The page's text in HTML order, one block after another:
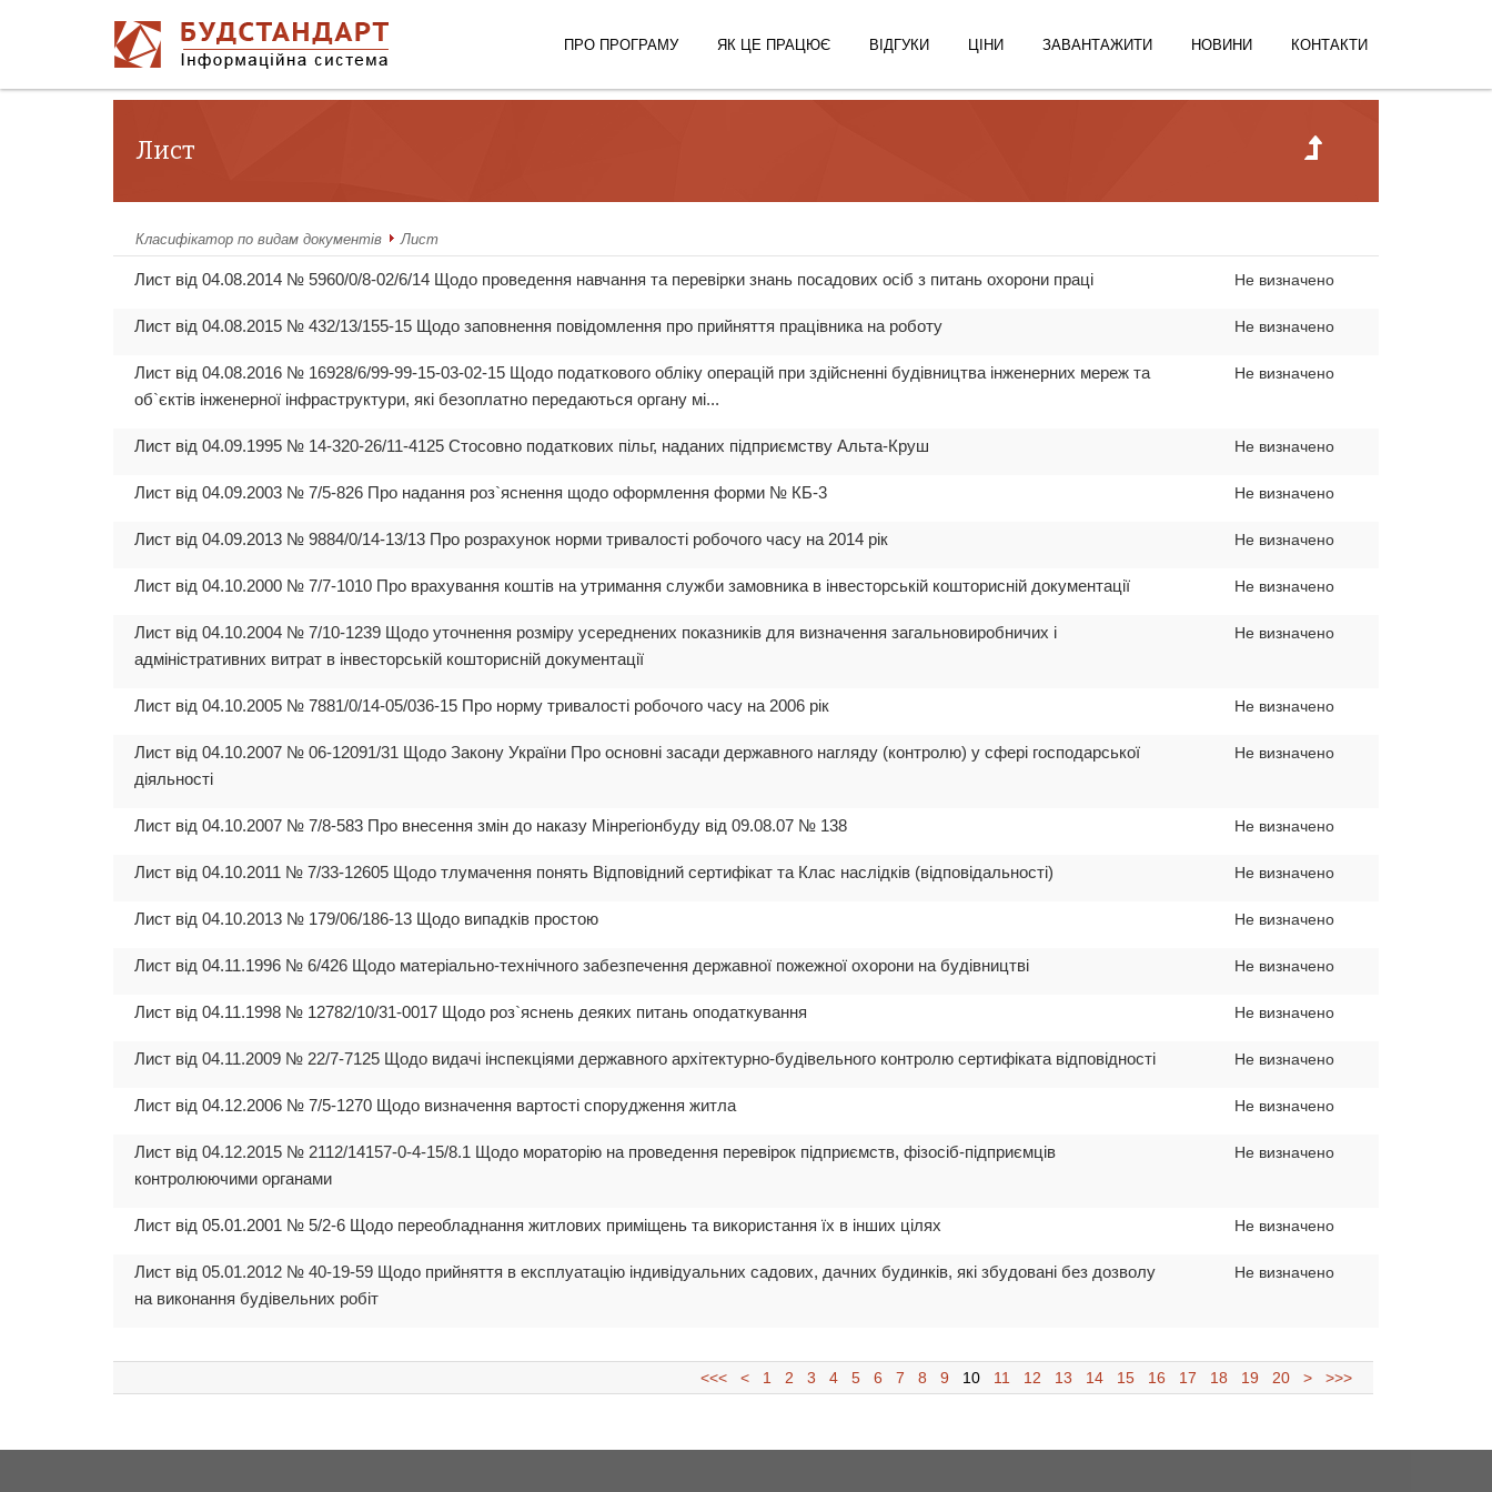
ПРО ПРОГРАМУ ЯК ЦЕ ПРАЦЮЄ ВІДГУКИ ЦІНИ ЗАВАНТАЖИТИ НОВИНИ КОНТАКТИ
Лист
Класифікатор по видам документів Лист
Лист від 04.08.2014 № 5960/0/8-02/6/14 Щодо проведення навчання та перевірки знань посадових осіб з питань охорони праці Не визначено
Лист від 04.08.2015 № 432/13/155-15 Щодо заповнення повідомлення про прийняття працівника на роботу Не визначено
Лист від 04.08.2016 № 16928/6/99-99-15-03-02-15 Щодо податкового обліку операцій при здійсненні будівництва інженерних мереж та
об`єктів інженерної інфраструктури, які безоплатно передаються органу мі...
Не визначено
Лист від 04.09.1995 № 14-320-26/11-4125 Стосовно податкових пільг, наданих підприємству Альта-Круш Не визначено
Лист від 04.09.2003 № 7/5-826 Про надання роз`яснення щодо оформлення форми № КБ-3 Не визначено
Лист від 04.09.2013 № 9884/0/14-13/13 Про розрахунок норми тривалості робочого часу на 2014 рік Не визначено
Лист від 04.10.2000 № 7/7-1010 Про врахування коштів на утримання служби замовника в інвесторській кошторисній документації Не визначено
Лист від 04.10.2004 № 7/10-1239 Щодо уточнення розміру усереднених показників для визначення загальновиробничих і
адміністративних витрат в інвесторській кошторисній документації
Не визначено
Лист від 04.10.2005 № 7881/0/14-05/036-15 Про норму тривалості робочого часу на 2006 рік Не визначено
Лист від 04.10.2007 № 06-12091/31 Щодо Закону України Про основні засади державного нагляду (контролю) у сфері господарської
діяльності
Не визначено
Лист від 04.10.2007 № 7/8-583 Про внесення змін до наказу Мінрегіонбуду від 09.08.07 № 138 Не визначено
Лист від 04.10.2011 № 7/33-12605 Щодо тлумачення понять Відповідний сертифікат та Клас наслідків (відповідальності) Не визначено
Лист від 04.10.2013 № 179/06/186-13 Щодо випадків простою Не визначено
Лист від 04.11.1996 № 6/426 Щодо матеріально-технічного забезпечення державної пожежної охорони на будівництві Не визначено
Лист від 04.11.1998 № 12782/10/31-0017 Щодо роз`яснень деяких питань оподаткування Не визначено
Лист від 04.11.2009 № 22/7-7125 Щодо видачі інспекціями державного архітектурно-будівельного контролю сертифіката відповідності Не визначено
Лист від 04.12.2006 № 7/5-1270 Щодо визначення вартості спорудження житла Не визначено
Лист від 04.12.2015 № 2112/14157-0-4-15/8.1 Щодо мораторію на проведення перевірок підприємств, фізосіб-підприємців
контролюючими органами
Не визначено
Лист від 05.01.2001 № 5/2-6 Щодо переобладнання житлових приміщень та використання їх в інших цілях Не визначено
Лист від 05.01.2012 № 40-19-59 Щодо прийняття в експлуатацію індивідуальних садових, дачних будинків, які збудовані без дозволу
на виконання будівельних робіт
Не визначено
<<< < 1 2 3 4 5 6 7 8 9 10 11 12 13 14 15 16 17 18 19 20 > >>>